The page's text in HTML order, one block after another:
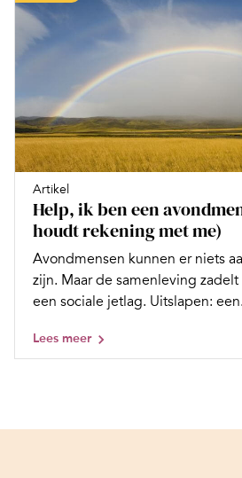
Artikel
Help, ik ben een
houdt rekening met me)
Avondmensen kunnen er niets
zijn. Maar de samenleving
een sociale jetlag. Uitslapen:
Lees meer